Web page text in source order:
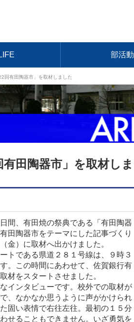
部活動
回有田陶器市」を取材しました
有田陶器市」を取材しま
間、有田焼の祭典である「有田陶器
田陶器市をテーマにした記事づくり
金）に取材へ出かけました。
トである県道２８１号線は、９時３
。この時間にあわせて、佐賀銀行有
材をスタートさせました。
インタビューです。校外での取材が
、なかなか思うように声がかけられ
固い表情で右往左往。最初の１５分
せることもできません。いざ勇気を